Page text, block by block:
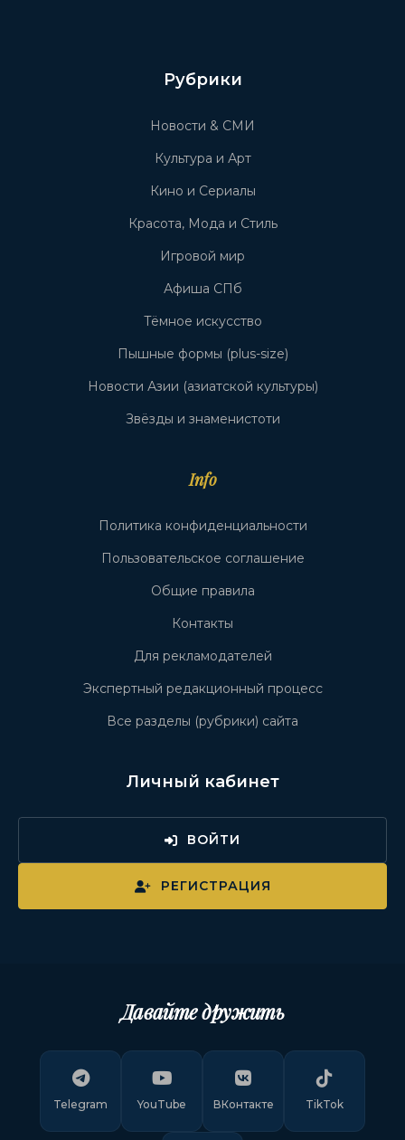
Рубрики
Новости & СМИ
Культура и Арт
Кино и Сериалы
Красота, Мода и Стиль
Игровой мир
Афиша СПб
Тёмное искусство
Пышные формы (plus-size)
Новости Азии (азиатской культуры)
Звёзды и знаменистоти
Info
Политика конфиденциальности
Пользовательское соглашение
Общие правила
Контакты
Для рекламодателей
Экспертный редакционный процесс
Все разделы (рубрики) сайта
Личный кабинет
ВОЙТИ
РЕГИСТРАЦИЯ
Давайте дружить
Telegram YouTube ВКонтакте TikTok